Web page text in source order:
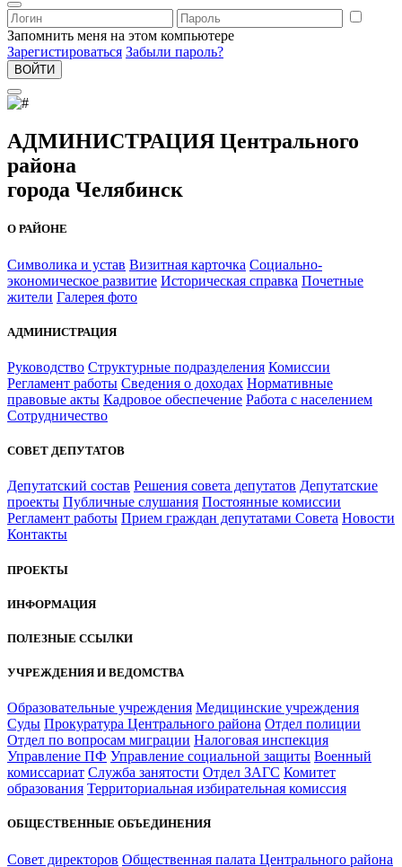
Запомнить меня на этом компьютере
Зарегистироваться Забыли пароль?
ВОЙТИ
АДМИНИСТРАЦИЯ Центрального
района
города Челябинск
О РАЙОНЕ
Символика и устав Визитная карточка Социально-
экономическое развитие Историческая справка Почетные
жители Галерея фото
АДМИНИСТРАЦИЯ
Руководство Структурные подразделения Комиссии
Регламент работы Сведения о доходах Нормативные
правовые акты Кадровое обеспечение Работа с населением
Сотрудничество
СОВЕТ ДЕПУТАТОВ
Депутатский состав Решения совета депутатов Депутатские
проекты Публичные слушания Постоянные комиссии
Регламент работы Прием граждан депутатами Совета Новости
Контакты
ПРОЕКТЫ
ИНФОРМАЦИЯ
ПОЛЕЗНЫЕ ССЫЛКИ
УЧРЕЖДЕНИЯ И ВЕДОМСТВА
Образовательные учреждения Медицинские учреждения
Суды Прокуратура Центрального района Отдел полиции
Отдел по вопросам миграции Налоговая инспекция
Управление ПФ Управление социальной защиты Военный
комиссариат Служба занятости Отдел ЗАГС Комитет
образования Территориальная избирательная комиссия
ОБЩЕСТВЕННЫЕ ОБЪЕДИНЕНИЯ
Совет директоров Общественная палата Центрального района